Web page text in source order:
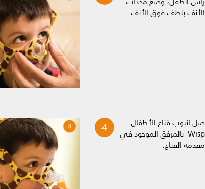
الأنف بلطف فوق الأنف.
صل أنبوب قناع الأطفال
Wisp بالمرفق الموجود في
مقدمة القناع.